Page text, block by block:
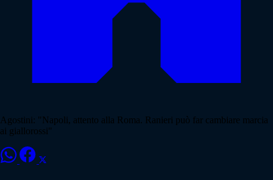
Agostini: "Napoli, attento alla Roma. Ranieri può far cambiare marcia
ai giallorossi"